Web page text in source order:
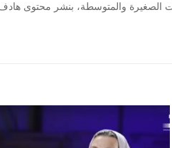
الصغيرة والمتوسطة، بنشر محتوى